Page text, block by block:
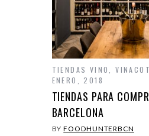
TIENDAS VINO ,
ENERO, 2018
TIENDAS PARA
BARCELONA
BYFOODHUNTERBCN